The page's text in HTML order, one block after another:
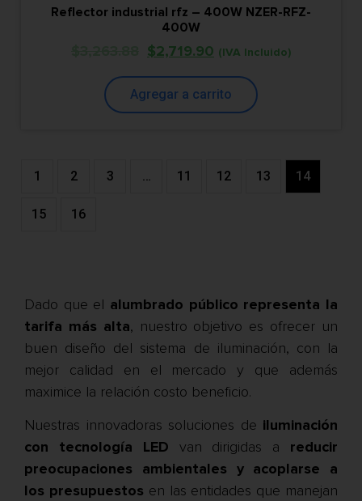
Reflector industrial rfz – 400W NZER-RFZ-
400W
$2,719.90 (IVA Incluido)
Agregar a carrito
1 2 3 11 12 13 14
15 16
Dado que el alumbrado público representa la
tarifa más alta, nuestro objetivo es ofrecer un
buen diseño del sistema de iluminación, con la
mejor calidad en el mercado y que además
maximice la relación costo beneficio.
Nuestras innovadoras soluciones de iluminación
con tecnología LED van dirigidas a reducir
preocupaciones ambientales y acoplarse a
los presupuestos en las entidades que manejan